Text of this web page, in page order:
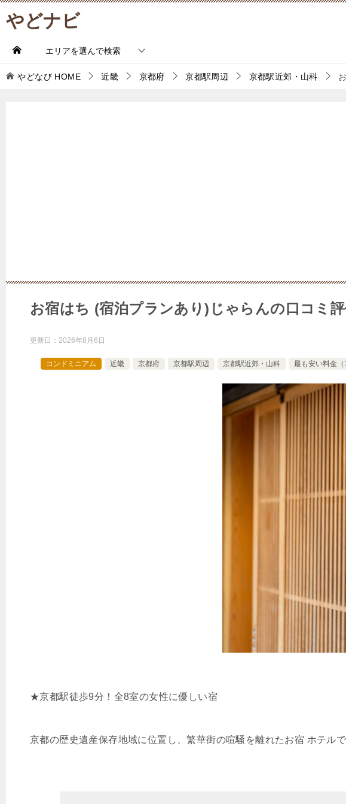
やどナビ
エリアを選んで検索
やどなび HOME 近畿 京都府 京都駅周辺 京都駅近郊・山科
お宿はち (宿泊プランあり)じゃらんの口コミ評
更新日： 2026年8月6日
コンドミニアム 近畿 京都府 京都駅周辺 京都駅近郊・山科 最も安い料金
★京都駅徒歩9分！全8室の女性に優しい宿
京都の歴史遺産保存地域に位置し、繁華街の喧騒を離れたお宿 ホテル